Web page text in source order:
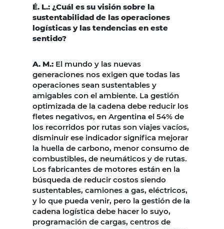
É. L.: ¿Cuál es su visión sobre la
sustentabilidad de las operaciones
logísticas y las tendencias en este
sentido?
A. M.: El mundo y las nuevas
generaciones nos exigen que todas las
operaciones sean sustentables y
amigables con el ambiente. La gestión
optimizada de la cadena debe reducir los
fletes negativos, en Argentina el 54% de
los recorridos por rutas son viajes vacíos,
disminuir ese indicador significa mejorar
la huella de carbono, menor consumo de
combustibles, de neumáticos y de rutas.
Los fabricantes de motores están en la
búsqueda de reducir costos siendo
sustentables, camiones a gas, eléctricos,
y lo que pueda venir, pero la gestión de la
cadena logística debe hacer lo suyo,
programación de cargas, centros de